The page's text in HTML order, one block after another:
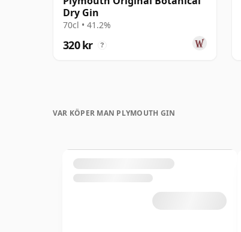
Dry Gin
70cl • 41.2%
320 kr ?
VAR KÖPER MAN PLYMOUTH GIN